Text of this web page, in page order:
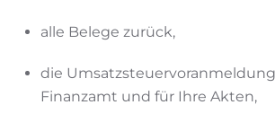
alle Belege zurück,
die
Finanzamt und für Ihre Akten,